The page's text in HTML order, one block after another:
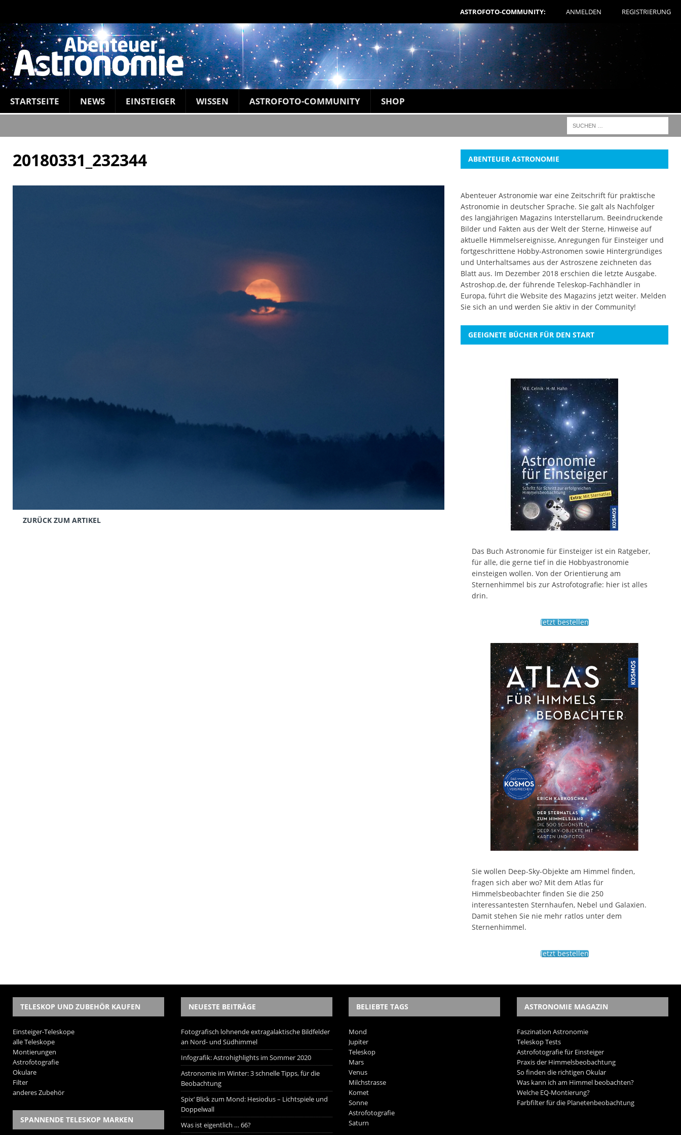
ASTROFOTO-COMMUNITY: ANMELDEN REGISTRIERUNG
STARTSEITE NEWS EINSTEIGER WISSEN ASTROFOTO-COMMUNITY SHOP
20180331_232344
ZURÜCK ZUM ARTIKEL
ABENTEUER ASTRONOMIE
Abenteuer Astronomie war eine Zeitschrift für praktische
Astronomie in deutscher Sprache. Sie galt als Nachfolger
des langjährigen Magazins Interstellarum. Beeindruckende
Bilder und Fakten aus der Welt der Sterne, Hinweise auf
aktuelle Himmelsereignisse, Anregungen für Einsteiger und
fortgeschrittene Hobby-Astronomen sowie Hintergründiges
und Unterhaltsames aus der Astroszene zeichneten das
Blatt aus. Im Dezember 2018 erschien die letzte Ausgabe.
Astroshop.de, der führende Teleskop-Fachhändler in
Europa, führt die Website des Magazins jetzt weiter. Melden
Sie sich an und werden Sie aktiv in der Community!
GEEIGNETE BÜCHER FÜR DEN START
Das Buch Astronomie für Einsteiger ist ein Ratgeber,
für alle, die gerne tief in die Hobbyastronomie
einsteigen wollen. Von der Orientierung am
Sternenhimmel bis zur Astrofotografie: hier ist alles
drin.
Jetzt bestellen
Sie wollen Deep-Sky-Objekte am Himmel finden,
fragen sich aber wo? Mit dem Atlas für
Himmelsbeobachter finden Sie die 250
interessantesten Sternhaufen, Nebel und Galaxien.
Damit stehen Sie nie mehr ratlos unter dem
Sternenhimmel.
Jetzt bestellen
TELESKOP UND ZUBEHÖR KAUFEN
Einsteiger-Teleskope
alle Teleskope
Montierungen
Astrofotografie
Okulare
Filter
anderes Zubehör
SPANNENDE TELESKOP MARKEN
NEUESTE BEITRÄGE
Fotografisch lohnende extragalaktische Bildfelder
an Nord- und Südhimmel
Infografik: Astrohighlights im Sommer 2020
Astronomie im Winter: 3 schnelle Tipps, für die
Beobachtung
Spix‘ Blick zum Mond: Hesiodus – Lichtspiele und
Doppelwall
Was ist eigentlich … 66?
BELIEBTE TAGS
Mond
Jupiter
Teleskop
Mars
Venus
Milchstrasse
Komet
Sonne
Astrofotografie
Saturn
ASTRONOMIE MAGAZIN
Faszination Astronomie
Teleskop Tests
Astrofotografie für Einsteiger
Praxis der Himmelsbeobachtung
So finden die richtigen Okular
Was kann ich am Himmel beobachten?
Welche EQ-Montierung?
Farbfilter für die Planetenbeobachtung